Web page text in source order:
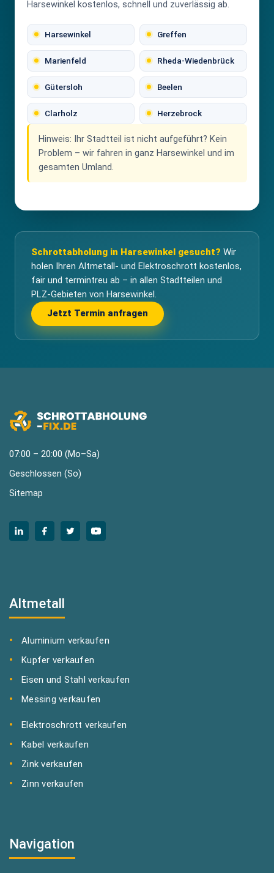
Harsewinkel kostenlos, schnell und zuverlässig ab.
Harsewinkel Greffen
Marienfeld Rheda-Wiedenbrück
Gütersloh Beelen
Clarholz Herzebrock
Hinweis: Ihr Stadtteil ist nicht aufgeführt? Kein
Problem – wir fahren in ganz Harsewinkel und im
gesamten Umland.
Schrottabholung in Harsewinkel gesucht? Wir
holen Ihren Altmetall- und Elektroschrott kostenlos,
fair und termintreu ab – in allen Stadtteilen und
PLZ-Gebieten von Harsewinkel.
Jetzt Termin anfragen
07:00 – 20:00 (Mo–Sa)
Geschlossen (So)
Sitemap
Altmetall
Aluminium verkaufen
Kupfer verkaufen
Eisen und Stahl verkaufen
Messing verkaufen
Elektroschrott verkaufen
Kabel verkaufen
Zink verkaufen
Zinn verkaufen
Navigation